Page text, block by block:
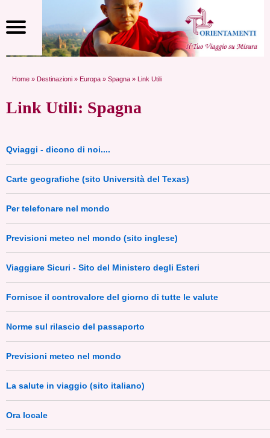
Home » Destinazioni » Europa » Spagna » Link Utili
Link Utili: Spagna
Qviaggi - dicono di noi....
Carte geografiche (sito Università del Texas)
Per telefonare nel mondo
Previsioni meteo nel mondo (sito inglese)
Viaggiare Sicuri - Sito del Ministero degli Esteri
Fornisce il controvalore del giorno di tutte le valute
Norme sul rilascio del passaporto
Previsioni meteo nel mondo
La salute in viaggio (sito italiano)
Ora locale